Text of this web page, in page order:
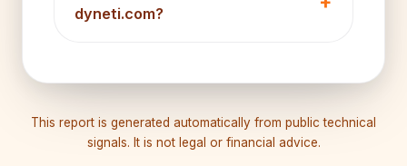
dyneti.com?
This report is generated automatically from public technical
signals. It is not legal or financial advice.